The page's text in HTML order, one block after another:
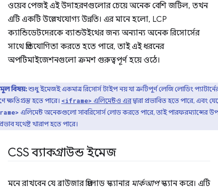
ওয়েব পেজই এই উদাহরণগুলোর চেয়ে অনেক বেশি জটিল, তখন
এটি একটি উল্লেখযোগ্য উন্নতি। এর মানে হলো, LCP
ক্যান্ডিডেটদেরকে ব্যান্ডউইথের জন্য অন্যান্য অনেক রিসোর্সের
সাথে প্রতিযোগিতা করতে হতে পারে, তাই এই ধরনের
অপটিমাইজেশনগুলো ক্রমশ গুরুত্বপূর্ণ হয়ে ওঠে।
মূল বিষয়:শুধু ইমেজই একমাত্র রিসোর্স টাইপ নয় যা ত্রুটিপূর্ণ লেজি লোডিং
ক্ষতিগ্রস্ত হতে পারে। <iframe> এলিমেন্টও এরদ্বারা প্রভাবিত হতে পারে, এবং
এলিমেন্ট অনেকগুলো সাবরিসোর্স লোড করতে পারে, তাই পারফরম্যান্সের
যথেষ্ট খারাপ হতে পারে।
CSS ব্যাকগ্রাউন্ড ইমেজ
মনে রাখবেন যে ব্রাউজার প্রিলোড স্ক্যানার মার্কআপস্ক্যান করে। এটি